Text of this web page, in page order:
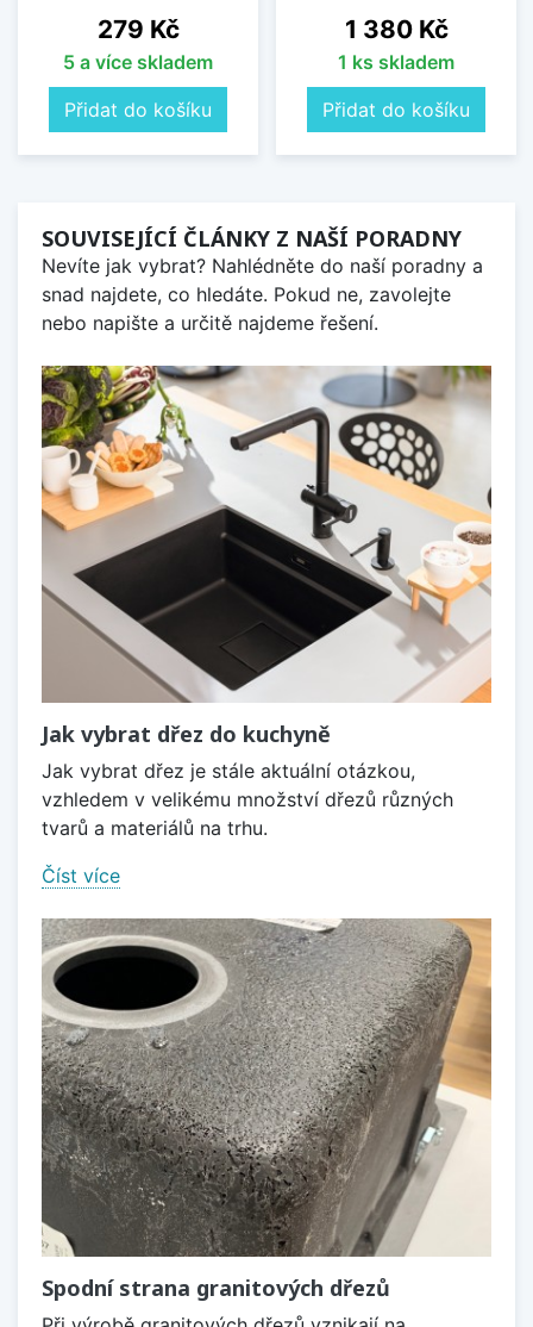
Cena
279 Kč
5 a více skladem
Přidat do košíku
Cena
1 380 Kč
1 ks skladem
Přidat do košíku
SOUVISEJÍCÍ ČLÁNKY Z NAŠÍ PORADNY
Nevíte jak vybrat? Nahlédněte do naší poradny a
snad najdete, co hledáte. Pokud ne, zavolejte
nebo napište a určitě najdeme řešení.
Jak vybrat dřez do kuchyně
Jak vybrat dřez je stále aktuální otázkou,
vzhledem v velikému množství dřezů různých
tvarů a materiálů na trhu.
Číst více
Spodní strana granitových dřezů